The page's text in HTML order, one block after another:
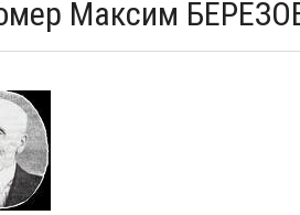
Максим